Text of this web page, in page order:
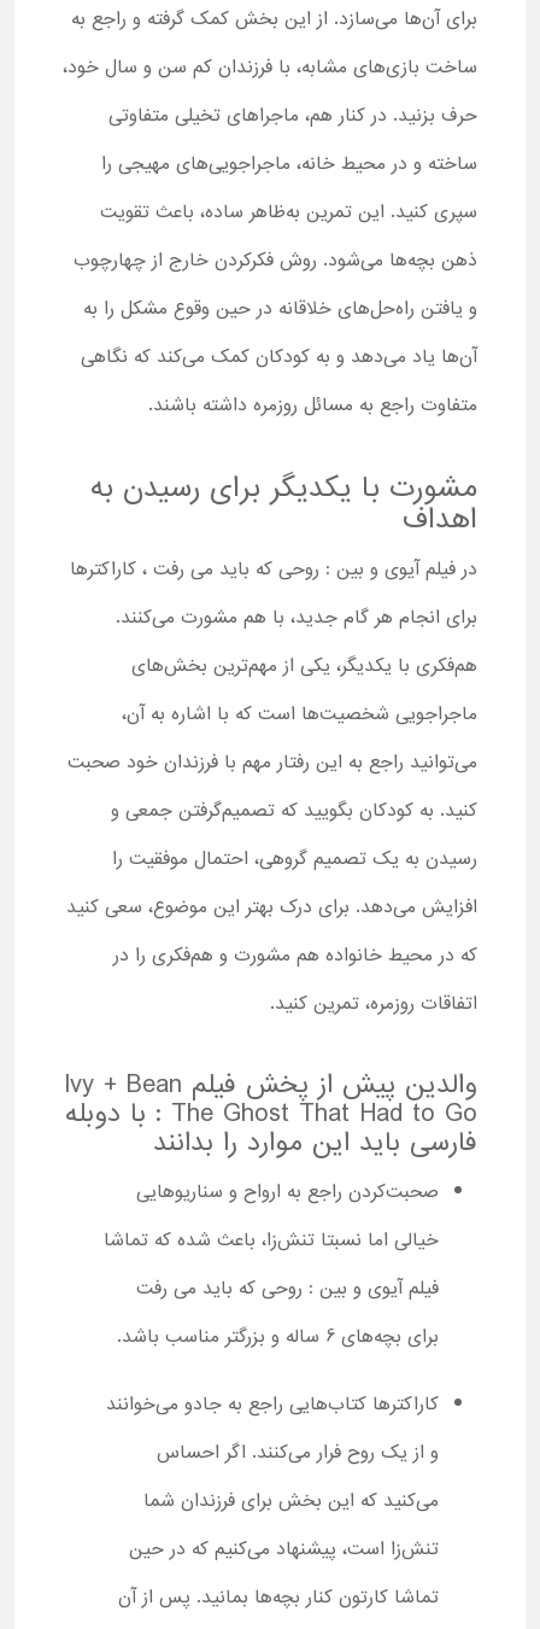
برای آن‌ها می‌سازد. از این بخش کمک گرفته و راجع به
ساخت بازی‌های مشابه، با فرزندان کم سن و سال خود،
حرف بزنید. در کنار هم، ماجراهای تخیلی متفاوتی
ساخته و در محیط خانه، ماجراجویی‌های مهیجی را
سپری کنید. این تمرین به‌ظاهر ساده، باعث تقویت
ذهن بچه‌ها می‌شود. روش فکرکردن خارج از چهارچوب
و یافتن راه‌حل‌های خلاقانه در حین وقوع مشکل را به
آن‌ها یاد می‌دهد و به کودکان کمک می‌کند که نگاهی
متفاوت راجع به مسائل روزمره داشته باشند.
مشورت با یکدیگر برای رسیدن به
اهداف
در فیلم آیوی و بین : روحی که باید می رفت ، کاراکترها
برای انجام هر گام جدید، با هم مشورت می‌کنند.
هم‌فکری با یکدیگر، یکی از مهم‌ترین بخش‌های
ماجراجویی شخصیت‌ها است که با اشاره به آن،
می‌توانید راجع به این رفتار مهم با فرزندان خود صحبت
کنید. به کودکان بگویید که تصمیم‌گرفتن جمعی و
رسیدن به یک تصمیم گروهی، احتمال موفقیت را
افزایش می‌دهد. برای درک بهتر این موضوع، سعی کنید
که در محیط خانواده هم مشورت و هم‌فکری را در
اتفاقات روزمره، تمرین کنید.
والدین پیش از پخش فیلم Ivy + Bean
: The Ghost That Had to Go با دوبله
فارسی باید این موارد را بدانند
صحبت‌کردن راجع به ارواح و سناریوهایی
خیالی اما نسبتا تنش‌زا، باعث شده که تماشا
فیلم آیوی و بین : روحی که باید می رفت
برای بچه‌های 6 ساله و بزرگتر مناسب باشد.
کاراکترها کتاب‌هایی راجع به جادو می‌خوانند
و از یک روح فرار می‌کنند. اگر احساس
می‌کنید که این بخش برای فرزندان شما
تنش‌زا است، پیشنهاد می‌کنیم که در حین
تماشا کارتون کنار بچه‌ها بمانید. پس از آن